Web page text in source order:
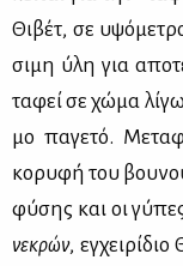
Θι­βέτ, σε
σι­μη ύλη για
τα­φεί σε χώ­μα
μο πα­γε­τό.
κο­ρυ­φή του
φύ­σης και οι
νε­κρών,